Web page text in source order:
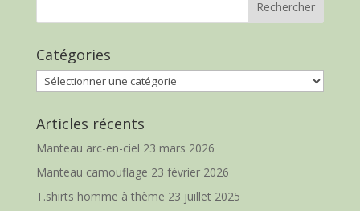
Catégories
Catégories
Articles récents
Manteau arc-en-ciel 23 mars 2026
Manteau camouflage 23 février 2026
T.shirts homme à thème 23 juillet 2025